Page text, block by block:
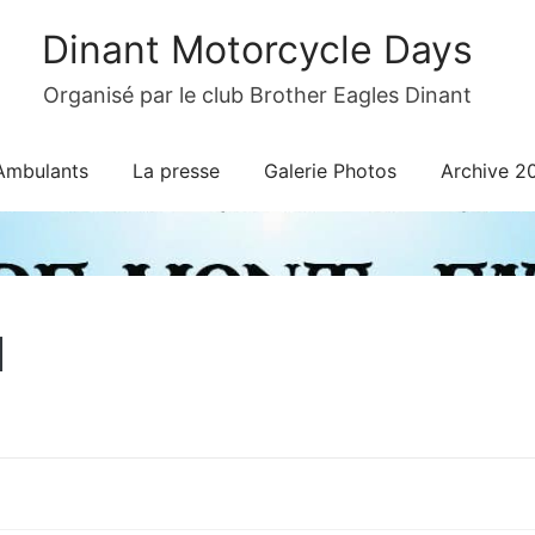
Dinant Motorcycle Days
Organisé par le club Brother Eagles Dinant
La presse Galerie Photos Archive